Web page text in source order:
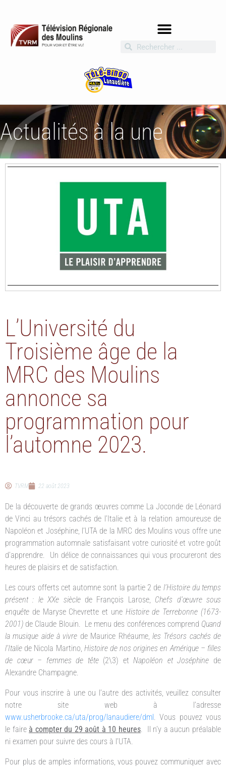
Actualités à la une
L’Université du
Troisième âge de la
MRC des Moulins
annonce sa
programmation pour
l’automne 2023.
TVRM 22 août 2023
De la découverte de grands œuvres comme La Joconde de Léonard
de Vinci au trésors cachés de l’Italie et à la relation amoureuse de
Napoléon et Joséphine, l’UTA de la MRC des Moulins vous offre une
programmation automnale satisfaisant votre curiosité et votre goût
d’apprendre. Un délice de connaissances qui vous procureront des
heures de plaisirs et de satisfaction.
Les cours offerts cet automne sont la partie 2 de l’Histoire du temps
présent : le XXe siècle de François Larose, Chefs d’œuvre sous
enquête de Maryse Chevrette et une Histoire de Terrebonne (1673-
2001) de Claude Blouin. Le menu des conférences comprend Quand
la musique aide à vivre de Maurice Rhéaume, les Trésors cachés de
l’Italie de Nicola Martino, Histoire de nos origines en Amérique – filles
de cœur – femmes de tête (2\3) etNapoléon et Joséphine de
Alexandre Champagne.
Pour vous inscrire à une ou l’autre des activités, veuillez consulter
notre site web à l’adresse
www.usherbrooke.ca/uta/prog/lanaudiere/dml . Vous pouvez vous
le faire à compter du 29 août à 10 heures. Il n’y a aucun préalable
ni examen pour suivre des cours à l’UTA.
Pour plus de amples informations, vous pouvez communiquer avec